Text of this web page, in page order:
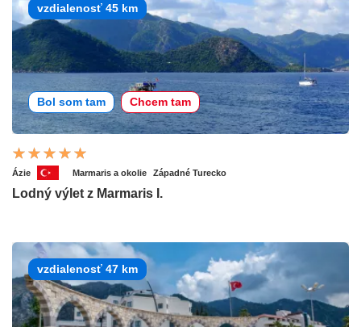
vzdialenosť 45 km
Bol som tam Chcem tam
Ázie Marmaris a okolie Západné Turecko
Lodný výlet z Marmaris I.
vzdialenosť 47 km